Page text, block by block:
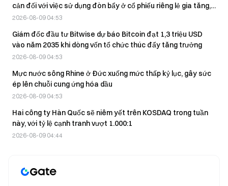
cản đối với việc sử dụng đòn bẩy ở cổ phiếu riêng lẻ gia tăng,
31 tháng 7–7 tháng 8
2026-08-09 04:53
Giám đốc đầu tư Bitwise dự báo Bitcoin đạt 1,3 triệu USD
vào năm 2035 khi dòng vốn tổ chức thúc đẩy tăng trưởng
2026-08-09 04:53
Mực nước sông Rhine ở Đức xuống mức thấp kỷ lục, gây sức
ép lên chuỗi cung ứng hóa dầu
2026-08-09 04:53
Hai công ty Hàn Quốc sẽ niêm yết trên KOSDAQ trong tuần
này, với tỷ lệ cạnh tranh vượt 1.000:1
2026-08-09 04:44